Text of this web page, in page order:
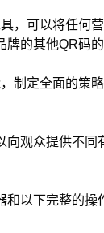
，可以将任何
的其他QR码的
制定全面的策
向观众提供不同
和以下完整的操